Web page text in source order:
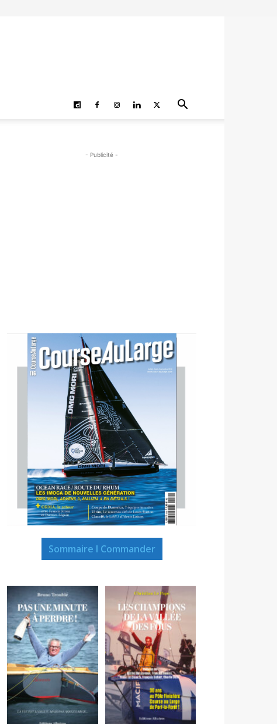
- Publicité -
Sommaire I Commander